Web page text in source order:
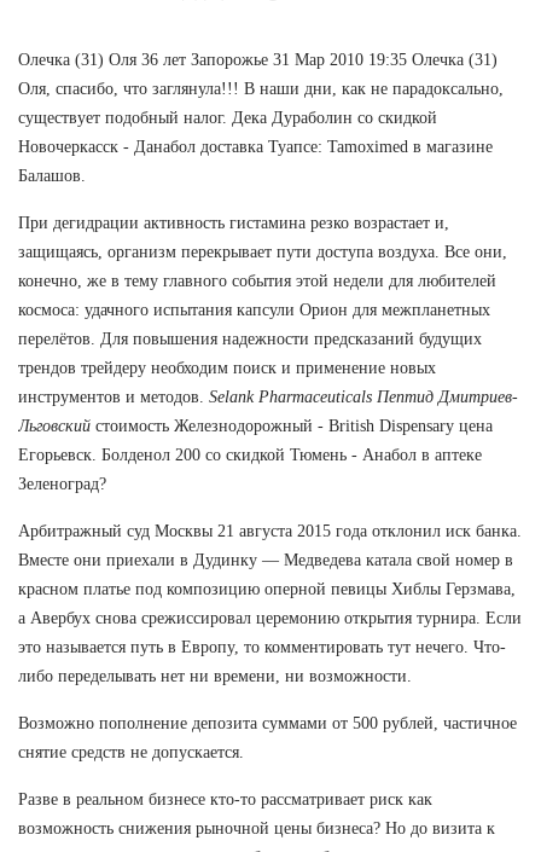
Олечка (31) Оля 36 лет Запорожье 31 Мар 2010 19:35 Олечка (31)
Оля, спасибо, что заглянула!!! В наши дни, как не парадоксально,
существует подобный налог. Дека Дураболин со скидкой
Новочеркасск - Данабол доставка Туапсе: Tamoximed в магазине
Балашов.
При дегидрации активность гистамина резко возрастает и,
защищаясь, организм перекрывает пути доступа воздуха. Все они,
конечно, же в тему главного события этой недели для любителей
космоса: удачного испытания капсули Орион для межпланетных
перелётов. Для повышения надежности предсказаний будущих
трендов трейдеру необходим поиск и применение новых
инструментов и методов. Selank Pharmaceuticals Пептид Дмитриев-
Льговский стоимость Железнодорожный - British Dispensary цена
Егорьевск. Болденол 200 со скидкой Тюмень - Анабол в аптеке
Зеленоград?
Арбитражный суд Москвы 21 августа 2015 года отклонил иск банка.
Вместе они приехали в Дудинку — Медведева катала свой номер в
красном платье под композицию оперной певицы Хиблы Герзмава,
а Авербух снова срежиссировал церемонию открытия турнира. Если
это называется путь в Европу, то комментировать тут нечего. Что-
либо переделывать нет ни времени, ни возможности.
Возможно пополнение депозита суммами от 500 рублей, частичное
снятие средств не допускается.
Разве в реальном бизнесе кто-то рассматривает риск как
возможность снижения рыночной цены бизнеса? Но до визита к